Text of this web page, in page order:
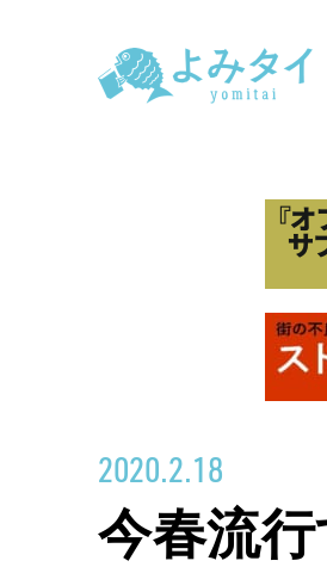
2020.2.18
今春流